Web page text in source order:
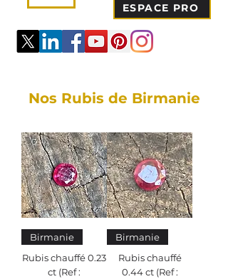
ESPACE PRO
Nos Rubis de Birmanie
Birmanie
Rubis chauffé 0.23
ct (Ref :
Birmanie
Rubis chauffé
0.44 ct (Ref :